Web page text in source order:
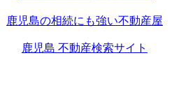
鹿児島の相続にも強い不動産屋
鹿児島 不動産検索サイト